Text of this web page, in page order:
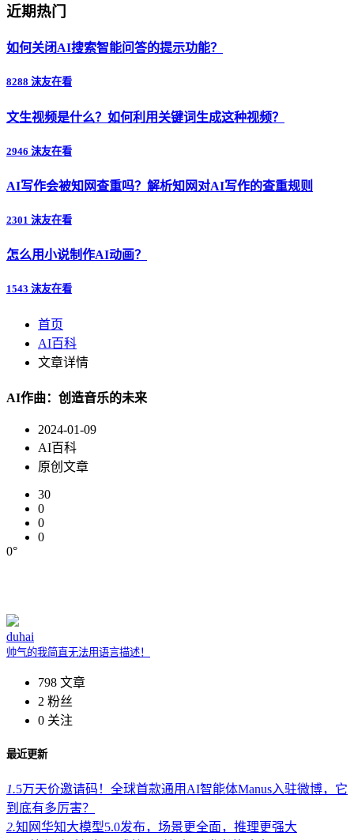
近期热门
如何关闭AI搜索智能问答的提示功能？
8288 沫友在看
文生视频是什么？如何利用关键词生成这种视频？
2946 沫友在看
AI写作会被知网查重吗？解析知网对AI写作的查重规则
2301 沫友在看
怎么用小说制作AI动画？
1543 沫友在看
首页
AI百科
文章详情
AI作曲：创造音乐的未来
2024-01-09
AI百科
原创文章
30
0
0
0
0°
duhai
帅气的我简直无法用语言描述！
798 文章
2 粉丝
0 关注
最近更新
1.5万天价邀请码！全球首款通用AI智能体Manus入驻微博，它
到底有多厉害？
2.知网华知大模型5.0发布，场景更全面，推理更强大